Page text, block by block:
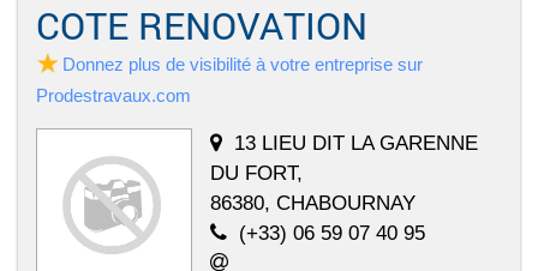
COTE RENOVATION
Donnez plus de visibilité à votre entreprise sur
Prodestravaux.com
13 LIEU DIT LA GARENNE
DU FORT,
86380, CHABOURNAY
(+33) 06 59 07 40 95